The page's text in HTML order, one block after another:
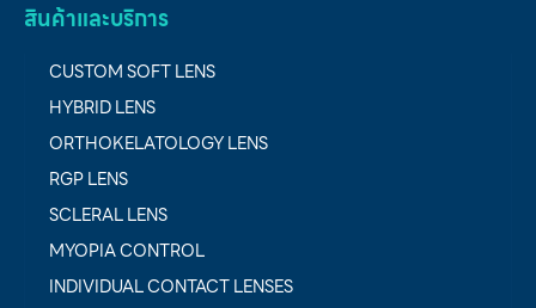
สินค้าและบริการ
CUSTOM SOFT LENS
HYBRID LENS
ORTHOKELATOLOGY LENS
RGP LENS
SCLERAL LENS
MYOPIA CONTROL
INDIVIDUAL CONTACT LENSES